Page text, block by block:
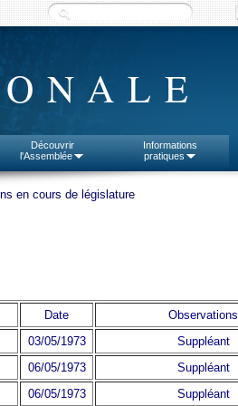
Découvrir
l'Assemblée
Informations
pratiques
en cours de législature
Date
Observations
03/05/1973
Suppléant
06/05/1973
Suppléant
06/05/1973
Suppléant